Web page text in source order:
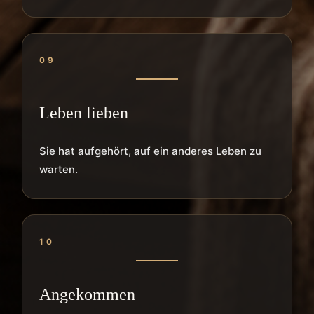
09
Leben lieben
Sie hat aufgehört, auf ein anderes Leben zu
warten.
10
Angekommen